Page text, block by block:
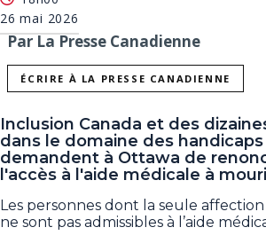
26 mai 2026
Par La Presse Canadienne
ÉCRIRE À LA PRESSE CANADIENNE
Inclusion Canada et des
dans le domaine des
demandent à Ottawa de
l'accès à l'aide médicale à
Les personnes dont la seule
ne sont pas admissibles à l’aide